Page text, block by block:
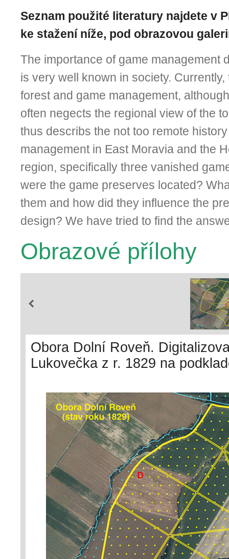
Seznam použité literatury najdete v
ke stažení níže, pod obrazovou
The importance of game management
is very well known in society.
forest and game management,
often negects the regional view of the
thus describs the not too remote
management in East Moravia and the
region, specifically three vanished
were the game preserves located?
them and how did they influence the
design? We have tried to find the
Obrazové přílohy
Obora Dolní Roveň.
Lukovečka z r. 1829 na
uspořádání dnešní krajiny. A
mezi body A a B tvořila
str. LXXV), C – hájenka
myslivecký personál, D –
východní louka, G – lovecký
původní koryto potoka
Ticháček (2004) a Moravský